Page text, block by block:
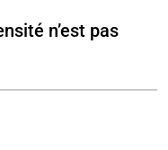
n’est pas